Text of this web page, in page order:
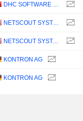
KONTRON AG
KONTRON AG